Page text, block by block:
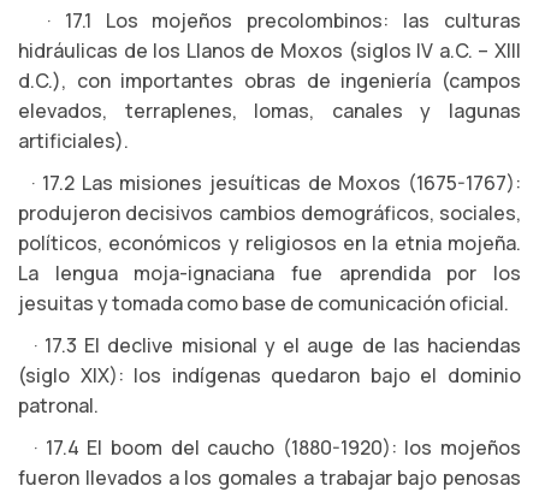
· 17.1 Los mojeños precolombinos: las culturas
hidráulicas de los Llanos de Moxos (siglos IV a.C. – XIII
d.C.), con importantes obras de ingeniería (campos
elevados, terraplenes, lomas, canales y lagunas
artificiales).
· 17.2 Las misiones jesuíticas de Moxos (1675-1767):
produjeron decisivos cambios demográficos, sociales,
políticos, económicos y religiosos en la etnia mojeña.
La lengua moja-ignaciana fue aprendida por los
jesuitas y tomada como base de comunicación oficial.
· 17.3 El declive misional y el auge de las haciendas
(siglo XIX): los indígenas quedaron bajo el dominio
patronal.
· 17.4 El boom del caucho (1880-1920): los mojeños
fueron llevados a los gomales a trabajar bajo penosas